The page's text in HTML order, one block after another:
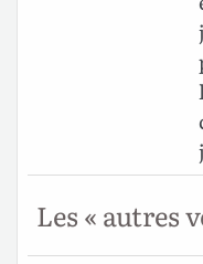
Les « autres